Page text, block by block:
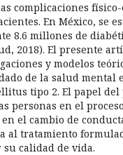
complicaciones
En México, se
8.6 millones de
2018). El presente
y modelos
de la salud mental
tipo 2. El papel del
personas en el
el cambio de
al tratamiento
calidad de vida.